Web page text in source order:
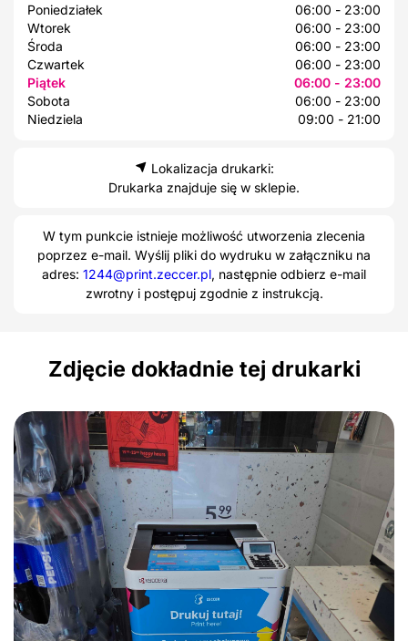
Poniedziałek
06:00 - 23:00
Wtorek
06:00 - 23:00
Środa
06:00 - 23:00
Czwartek
06:00 - 23:00
Piątek
06:00 - 23:00
Sobota
06:00 - 23:00
Niedziela
09:00 - 21:00
Lokalizacja drukarki:
Drukarka znajduje się w sklepie.
W tym punkcie istnieje możliwość utworzenia zlecenia
poprzez e-mail. Wyślij pliki do wydruku w załączniku na
adres: 1244@print.zeccer.pl, następnie odbierz e-mail
zwrotny i postępuj zgodnie z instrukcją.
Zdjęcie dokładnie tej drukarki